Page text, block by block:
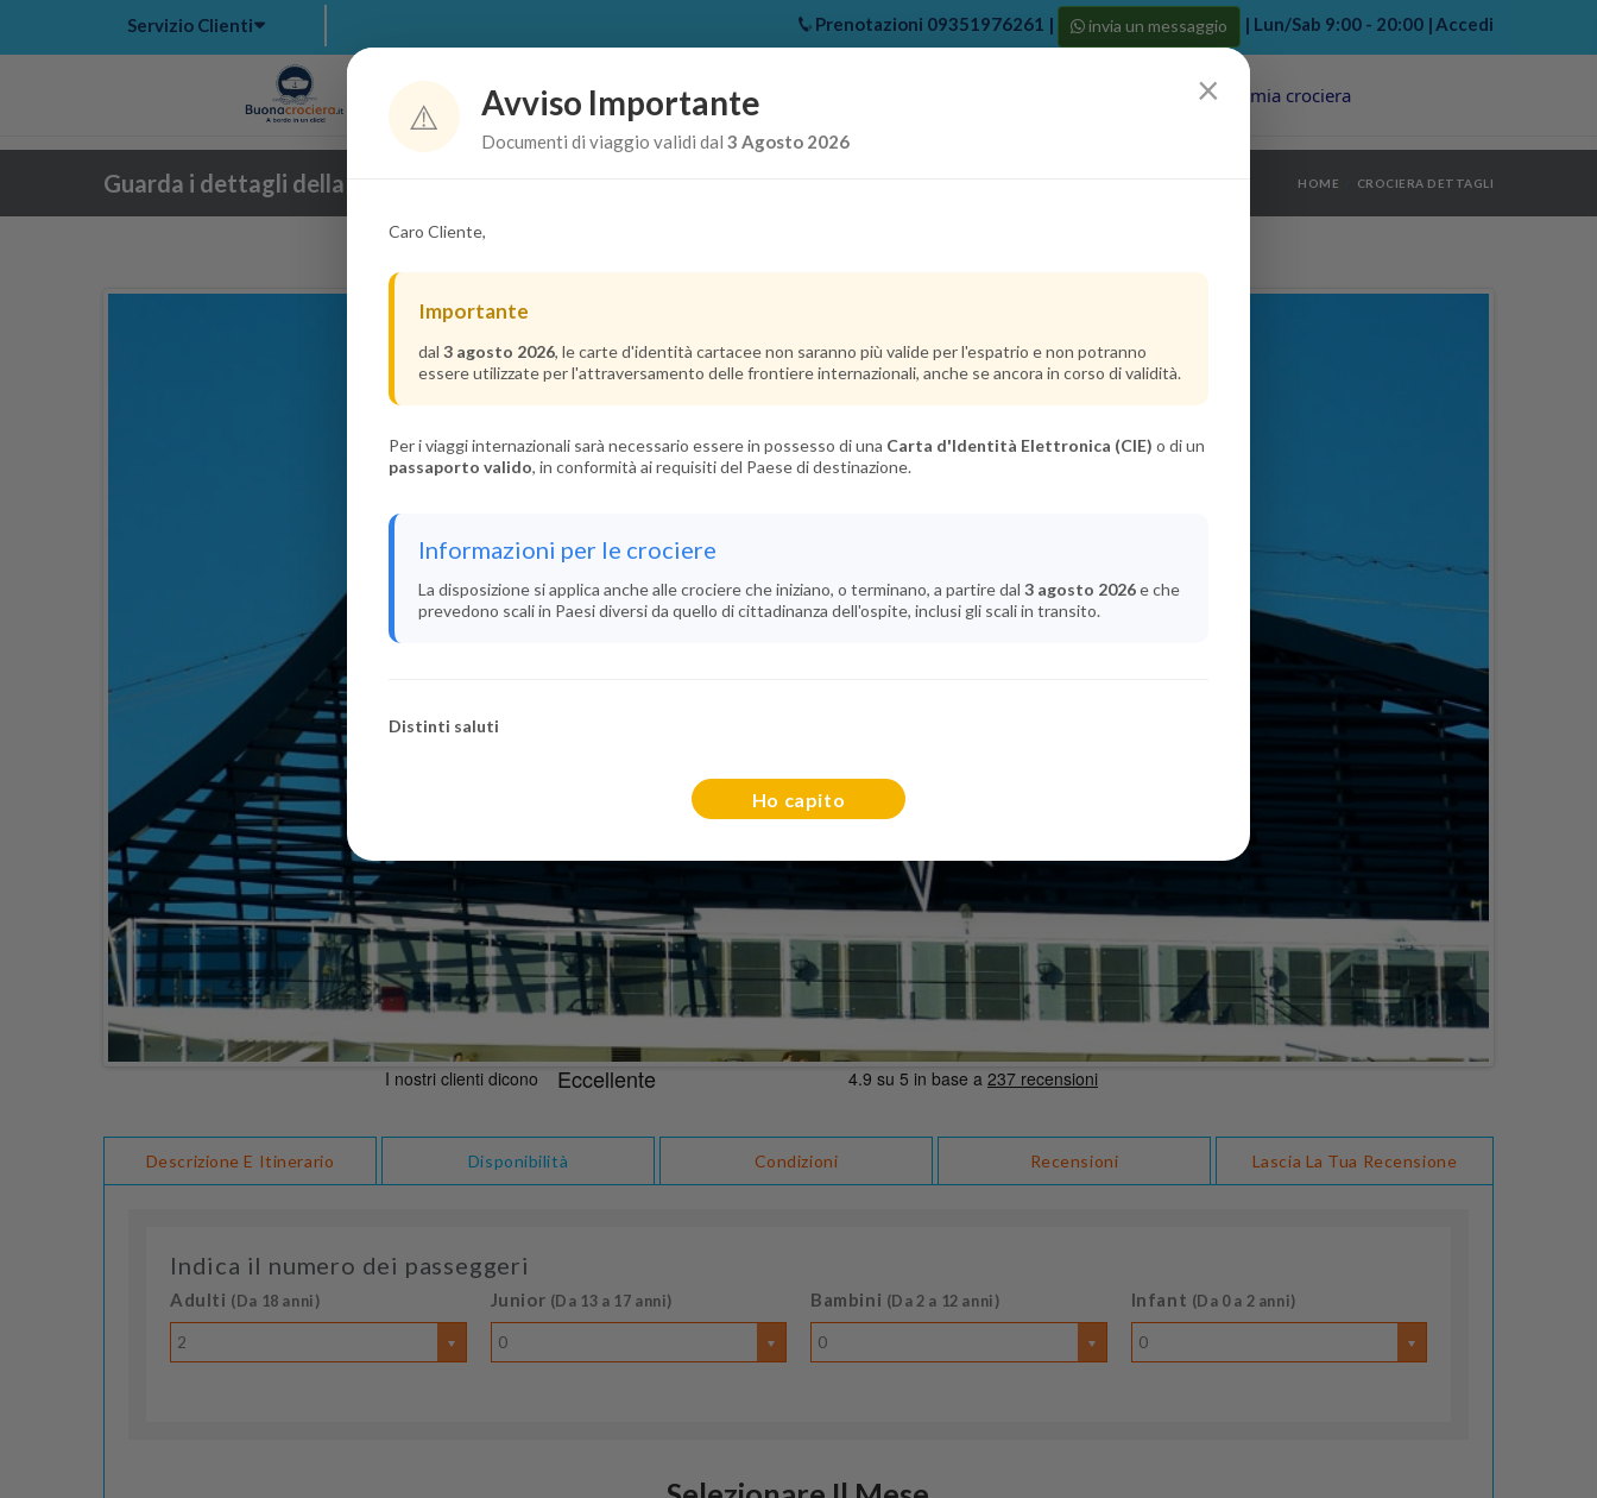
>
>
Servizio Clienti Prenotazioni 09351976261 | invia un messaggio | Lun/Sab 9:00 - 20:00 |Accedi
Home Chi Siamo Offerte Crociere Last Minute La mia crociera
Guarda i dettagli della crociera HOME CROCIERA DETTAGLI
Descrizione E Itinerario Disponibilità Condizioni Recensioni Lascia La Tua Recensione
Indica il numero dei passeggeri
Adulti (Da 18 anni)
2
Junior (Da 13 a 17 anni)
0
Bambini (Da 2 a 12 anni)
0
Infant (Da 0 a 2 anni)
0
×
⚠️ Avviso Importante
Documenti di viaggio validi dal 3 Agosto 2026
Caro Cliente,
Importante
dal 3 agosto 2026, le carte d'identità cartacee non saranno più valide per l'espatrio e non potranno
essere utilizzate per l'attraversamento delle frontiere internazionali, anche se ancora in corso di validità.
Per i viaggi internazionali sarà necessario essere in possesso di una Carta d'Identità Elettronica (CIE) o di un
passaporto valido, in conformità ai requisiti del Paese di destinazione.
Informazioni per le crociere
La disposizione si applica anche alle crociere che iniziano, o terminano, a partire dal 3 agosto 2026e che
prevedono scali in Paesi diversi da quello di cittadinanza dell'ospite, inclusi gli scali in transito.
Distinti saluti
Ho capito